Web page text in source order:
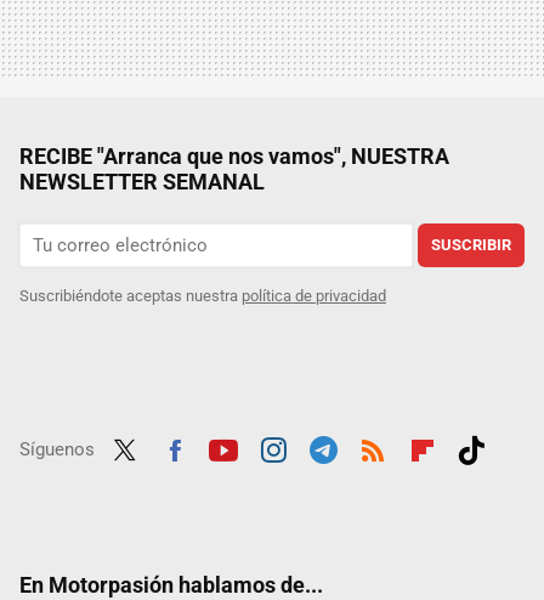
RECIBE "Arranca que nos vamos", NUESTRA
NEWSLETTER SEMANAL
SUSCRIBIR
Suscribiéndote aceptas nuestra política de privacidad
Síguenos
En Motorpasión hablamos de...